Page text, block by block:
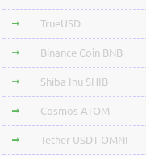
TrueUSD
Binance Coin BNB
Shiba Inu SHIB
Cosmos ATOM
Tether USDT OMNI